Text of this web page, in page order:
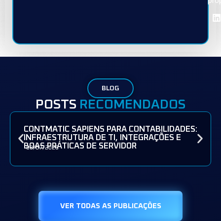
BLOG
POSTS RECOMENDADOS
CONTMATIC SAPIENS PARA CONTABILIDADES:
INFRAESTRUTURA DE TI, INTEGRAÇÕES E
BOAS PRÁTICAS DE SERVIDOR
08/07/2026
VER TODAS AS PUBLICAÇÕES